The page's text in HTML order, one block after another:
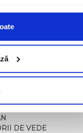
VECHI
MARE
DE VEDE